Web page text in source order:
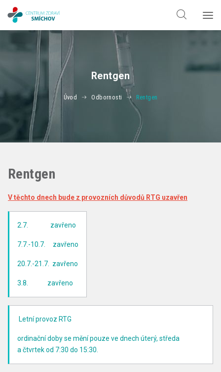
Rentgen
Úvod Odbornosti Rentgen
Rentgen
V těchto dnech bude z provozních důvodů RTG uzavřen
2.7. zavřeno
7.7.-10.7. zavřeno
20.7.-21.7. zavřeno
3.8. zavřeno
Letní provoz RTG
ordinační doby se mění pouze ve dnech úterý, středa
a čtvrtek od 7:30 do 15:30.